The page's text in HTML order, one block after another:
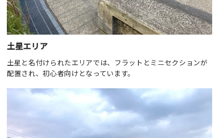
土星エリア
土星と名付けられたエリアでは、フラットとミニセクションが
配置され、初心者向けとなっています。